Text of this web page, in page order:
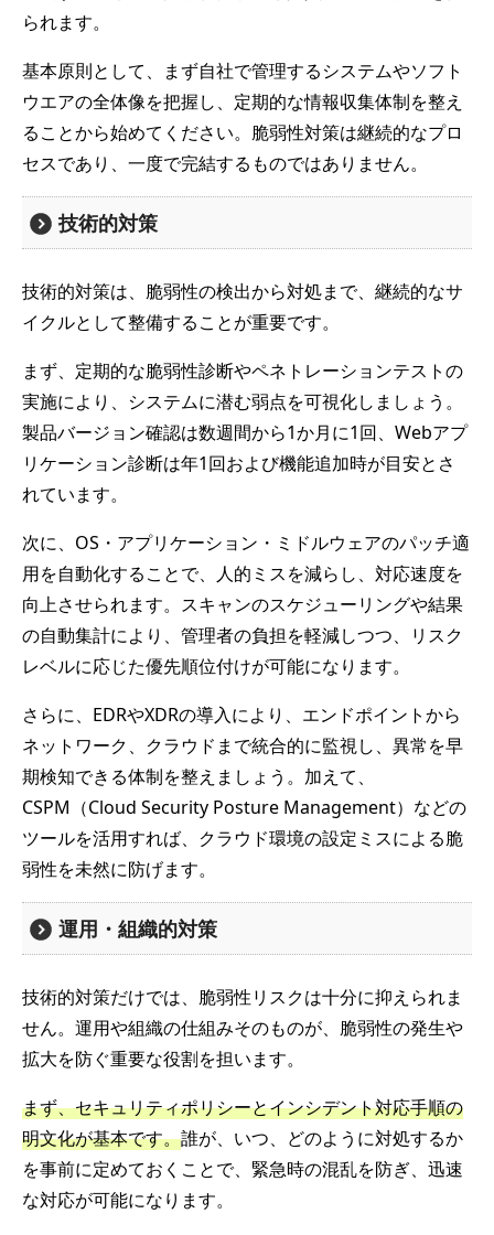
られます。
基本原則として、まず自社で管理するシステムやソフト
ウエアの全体像を把握し、定期的な情報収集体制を整え
ることから始めてください。脆弱性対策は継続的なプロ
セスであり、一度で完結するものではありません。
技術的対策
技術的対策は、脆弱性の検出から対処まで、継続的なサ
イクルとして整備することが重要です。
まず、定期的な脆弱性診断やペネトレーションテストの
実施により、システムに潜む弱点を可視化しましょう。
製品バージョン確認は数週間から1か月に1回、Webアプ
リケーション診断は年1回および機能追加時が目安とさ
れています。
次に、OS・アプリケーション・ミドルウェアのパッチ適
用を自動化することで、人的ミスを減らし、対応速度を
向上させられます。スキャンのスケジューリングや結果
の自動集計により、管理者の負担を軽減しつつ、リスク
レベルに応じた優先順位付けが可能になります。
さらに、EDRやXDRの導入により、エンドポイントから
ネットワーク、クラウドまで統合的に監視し、異常を早
期検知できる体制を整えましょう。加えて、
CSPM（Cloud Security Posture Management）などの
ツールを活用すれば、クラウド環境の設定ミスによる脆
弱性を未然に防げます。
運用・組織的対策
技術的対策だけでは、脆弱性リスクは十分に抑えられま
せん。運用や組織の仕組みそのものが、脆弱性の発生や
拡大を防ぐ重要な役割を担います。
まず、セキュリティポリシーとインシデント対応手順の
明文化が基本です。誰が、いつ、どのように対処するか
を事前に定めておくことで、緊急時の混乱を防ぎ、迅速
な対応が可能になります。